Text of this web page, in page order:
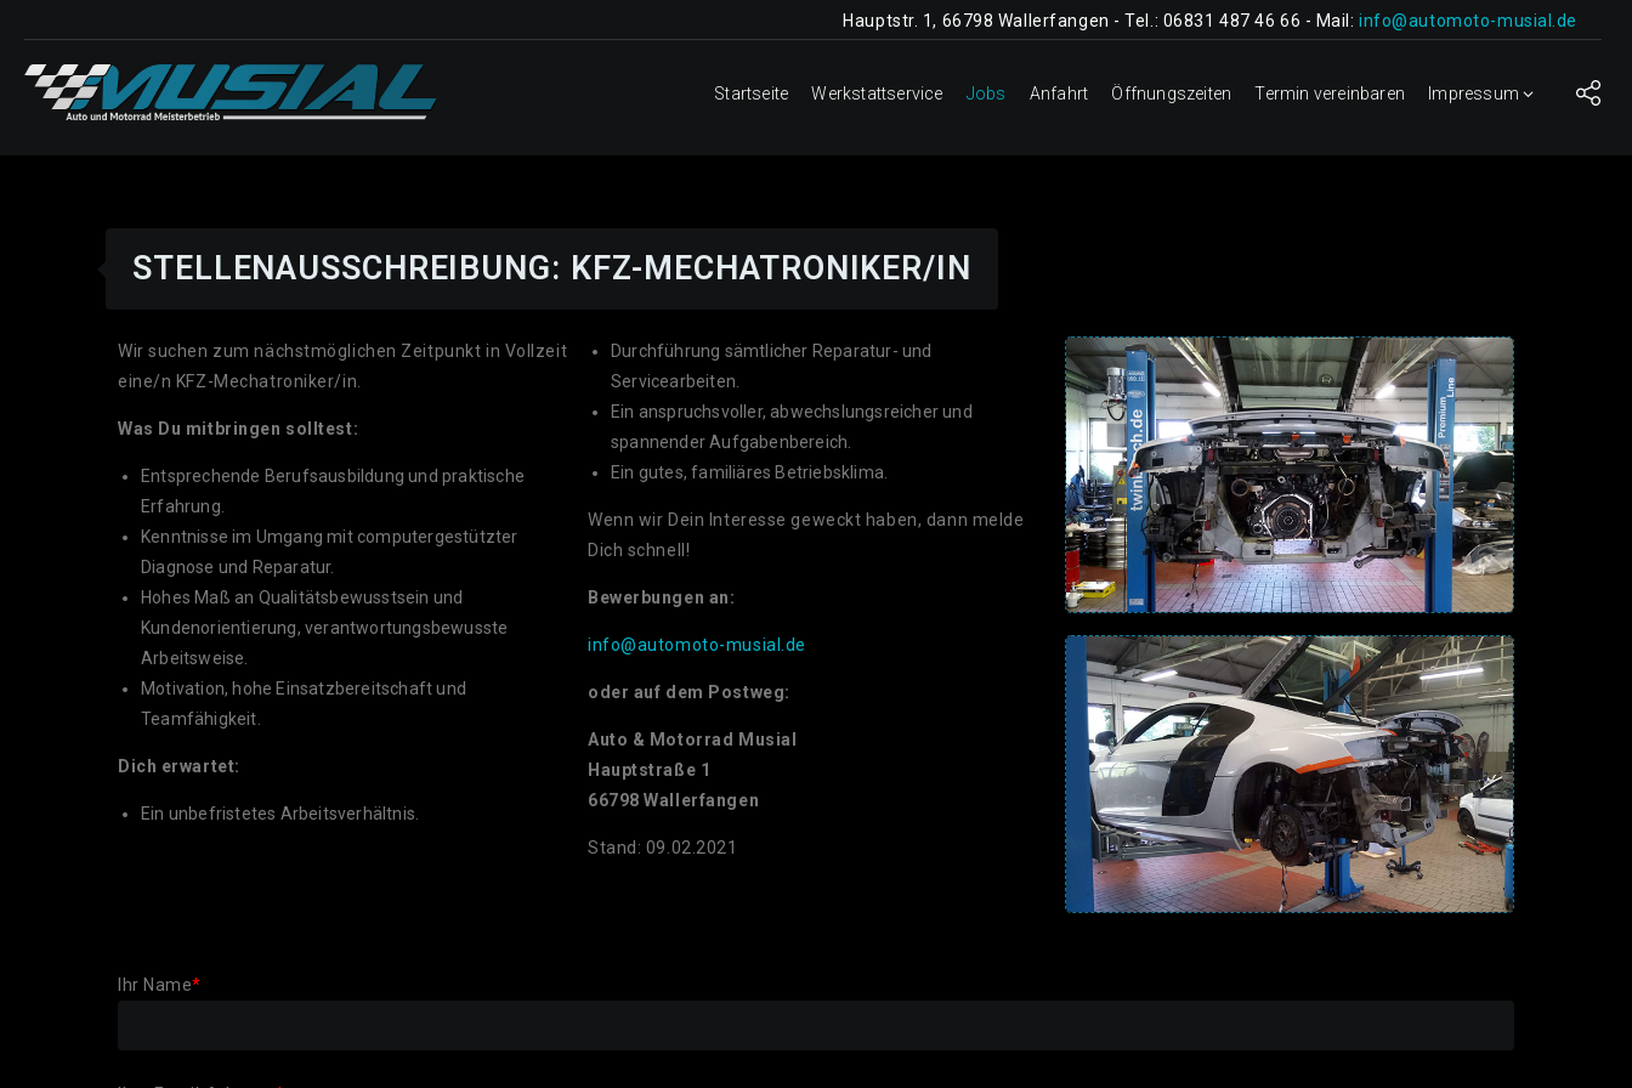
Hauptstr. 1, 66798 Wallerfangen - Tel.: 06831 487 46 66 - Mail:info@automoto-musial.de
Startseite Werkstattservice Jobs Anfahrt Öffnungszeiten Termin vereinbaren Impressum
STELLENAUSSCHREIBUNG: KFZ-MECHATRONIKER/IN
Wir suchen zum nächstmöglichen Zeitpunkt in Vollzeit
eine/n KFZ-Mechatroniker/in.
Was Du mitbringen solltest:
Entsprechende Berufsausbildung und praktische
Erfahrung.
Kenntnisse im Umgang mit computergestützter
Diagnose und Reparatur.
Hohes Maß an Qualitätsbewusstsein und
Kundenorientierung, verantwortungsbewusste
Arbeitsweise.
Motivation, hohe Einsatzbereitschaft und
Teamfähigkeit.
Dich erwartet:
Ein unbefristetes Arbeitsverhältnis.
Durchführung sämtlicher Reparatur- und
Servicearbeiten.
Ein anspruchsvoller, abwechslungsreicher und
spannender Aufgabenbereich.
Ein gutes, familiäres Betriebsklima.
Wenn wir Dein Interesse geweckt haben, dann melde
Dich schnell!
Bewerbungen an:
info@automoto-musial.de
oder auf dem Postweg:
Auto & Motorrad Musial
Hauptstraße 1
66798 Wallerfangen
Stand: 09.02.2021
Ihr Name*